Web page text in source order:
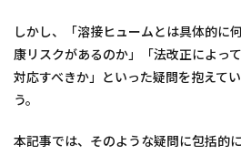
しかし、「溶接ヒュームとは具体的に
康リスクがあるのか」「法改正によっ
対応すべきか」といった疑問を抱えて
う。
本記事では、そのような疑問に包括的